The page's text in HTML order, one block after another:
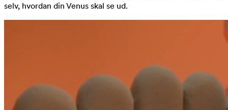
selv, hvordan din Venus skal se ud.